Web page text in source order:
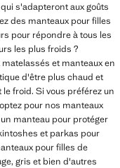
s'adapteront aux goûts
des manteaux pour filles
pour répondre à tous les
les plus froids ?
et manteaux en
d'être plus chaud et
froid. Si vous préférez un
pour nos manteaux
manteau pour protéger
et parkas pour
pour filles de
gris et bien d'autres